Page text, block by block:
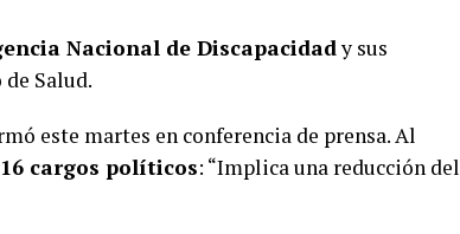
Nacional de Discapacidady sus
Salud.
este martes en conferencia de prensa. Al
cargos políticos: “Implica una reducción del